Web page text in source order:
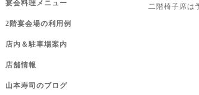
二階椅子席は
宴会料理メニュー
2階宴会場の利用例
店内＆駐車場案内
店舗情報
山本寿司のブログ